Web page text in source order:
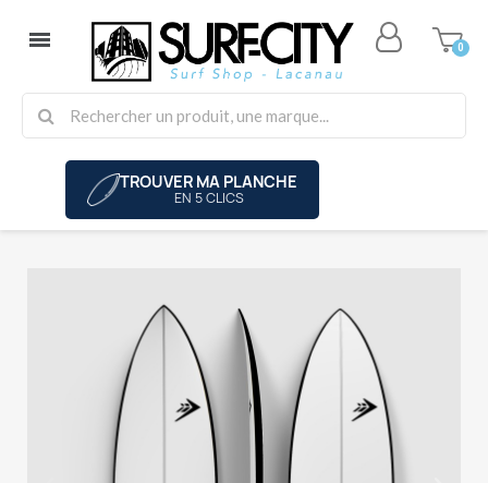
TROUVER MA PLANCHE
EN 5 CLICS